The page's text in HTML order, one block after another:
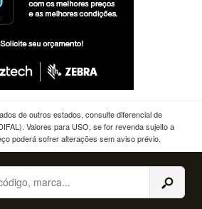
de outros estados, consulte diferencial de
Valores para USO, se for revenda sujeito a
poderá sofrer alterações sem aviso prévio.